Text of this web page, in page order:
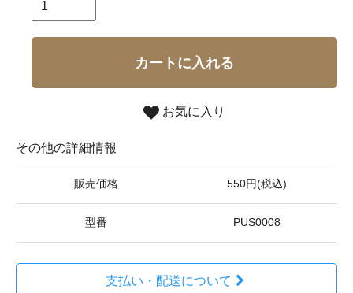
カートに入れる
お気に入り
その他の詳細情報
販売価格 550円(税込)
型番 PUS0008
支払い・配送について